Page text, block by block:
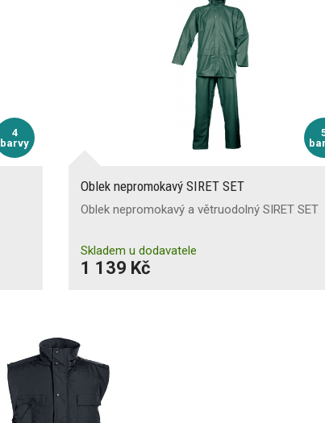
4
barvy
Oblek nepromokavý SIRET SET
Oblek nepromokavý a větruodolný SIRET SET
Skladem u dodavatele
1 139 Kč